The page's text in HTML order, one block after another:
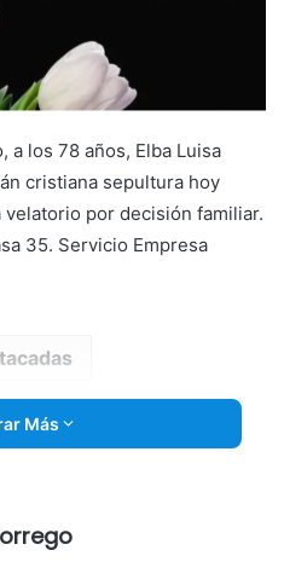
a los 78 años, Elba Luisa
cristiana sepultura hoy
velatorio por decisión familiar.
35. Servicio Empresa
Más